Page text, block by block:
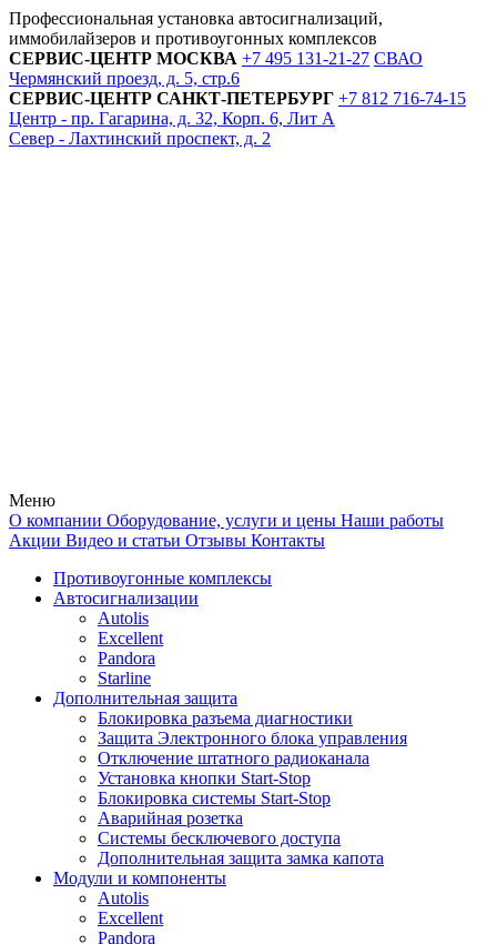
Профессиональная установка автосигнализаций,
иммобилайзеров и противоугонных комплексов
СЕРВИС-ЦЕНТР МОСКВА +7 495 131-21-27 СВАО
Чермянский проезд, д. 5, стр.6
СЕРВИС-ЦЕНТР САНКТ-ПЕТЕРБУРГ +7 812 716-74-15
Центр - пр. Гагарина, д. 32, Корп. 6, Лит А
Север - Лахтинский проспект, д. 2
Меню
О компании Оборудование, услуги и цены Наши работы
Акции Видео и статьи Отзывы Контакты
Противоугонные комплексы
Автосигнализации
Autolis
Excellent
Pandora
Starline
Дополнительная защита
Блокировка разъема диагностики
Защита Электронного блока управления
Отключение штатного радиоканала
Установка кнопки Start-Stop
Блокировка системы Start-Stop
Аварийная розетка
Системы бесключевого доступа
Дополнительная защита замка капота
Модули и компоненты
Autolis
Excellent
Pandora